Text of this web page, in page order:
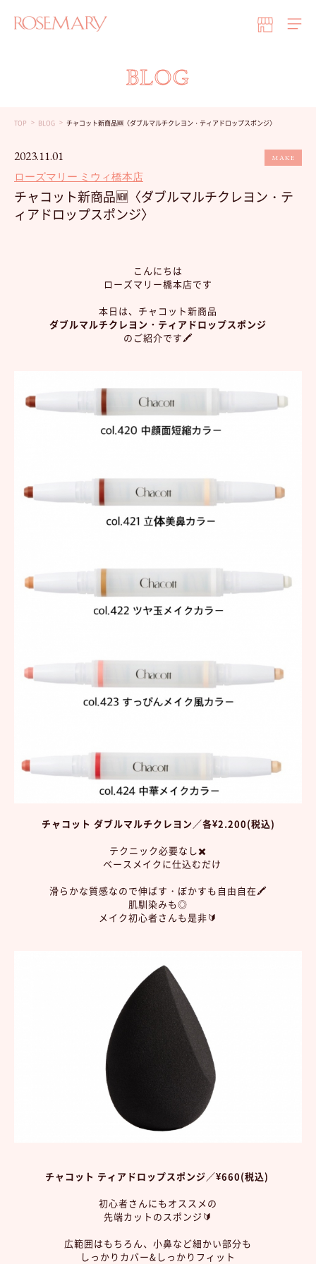
BLOG
TOP BLOG チャコット新商品🆕〈ダブルマルチクレヨン・ティアドロップスポンジ〉
2023.11.01
ローズマリー ミウィ橋本店
MAKE
チャコット新商品🆕〈ダブルマルチクレヨン・テ
ィアドロップスポンジ〉
こんにちは
ローズマリー橋本店です
本日は、チャコット新商品
ダブルマルチクレヨン・ティアドロップスポンジ
のご紹介です🖍️
チャコット ダブルマルチクレヨン／各¥2.200(税込)
テクニック必要なし✖️
ベースメイクに仕込むだけ
滑らかな質感なので伸ばす・ぼかすも自由自在🖍️
肌馴染みも◎
メイク初心者さんも是非🔰
チャコット ティアドロップスポンジ／¥660(税込)
初心者さんにもオススメの
先端カットのスポンジ🔰
広範囲はもちろん、小鼻など細かい部分も
しっかりカバー&しっかりフィット